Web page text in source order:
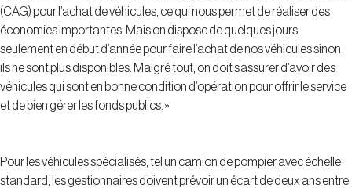
(CAG) pour l’achat de véhicules, ce qui nous permet de réaliser des
économies importantes. Mais on dispose de quelques jours
seulement en début d’année pour faire l’achat de nos véhicules sinon
ils ne sont plus disponibles. Malgré tout, on doit s’assurer d’avoir des
véhicules qui sont en bonne condition d’opération pour offrir le service
et de bien gérer les fonds publics. »
Pour les véhicules spécialisés, tel un camion de pompier avec échelle
standard, les gestionnaires doivent prévoir un écart de deux ans entre